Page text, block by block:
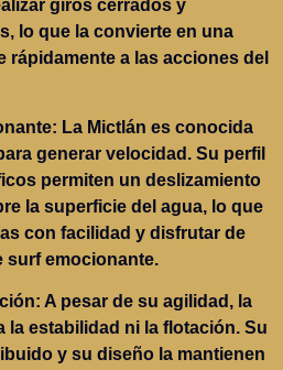
giros cerrados y
lo que la convierte en una
rápidamente a las acciones del
: La Mictlán es conocida
generar velocidad. Su perfil
permiten un deslizamiento
la superficie del agua, lo que
con facilidad y disfrutar de
surf emocionante.
: A pesar de su agilidad, la
la estabilidad ni la flotación. Su
y su diseño la mantienen